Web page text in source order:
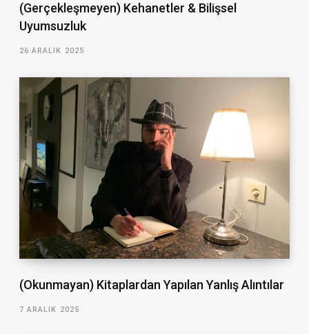
(Gerçekleşmeyen) Kehanetler & Bilişsel
Uyumsuzluk
26 ARALIK 2025
(Okunmayan) Kitaplardan Yapılan Yanlış Alıntılar
7 ARALIK 2025